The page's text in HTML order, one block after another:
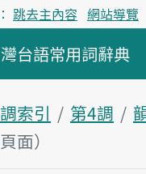
跳去主內容 網站導覽
台語常用詞辭典
索引 第4調
面）